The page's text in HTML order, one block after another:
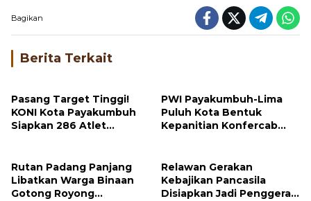
Bagikan
Berita Terkait
Pasang Target Tinggi!
KONI Kota Payakumbuh
Siapkan 286 Atlet
PWI Payakumbuh-Lima
Puluh Kota Bentuk
Kepanitian Konfercab
Rutan Padang Panjang
Libatkan Warga Binaan
Gotong Royong
Relawan Gerakan
Kebajikan Pancasila
Disiapkan Jadi Penggerak